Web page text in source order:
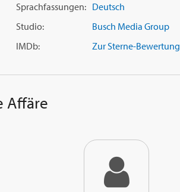
Sprachfassungen: Deutsch
Studio:
Busch Media Group
IMDb:
Zur Sterne-Bewertung
Affäre